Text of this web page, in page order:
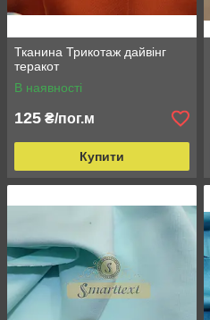
Тканина Трикотаж дайвінг
теракот
В наявності
125 ₴/пог.м
Купити